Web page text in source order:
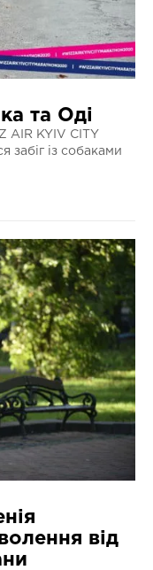
та Оді
AIR KYIV CITY
забіг із собаками
від